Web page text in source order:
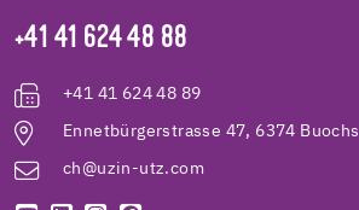
+41 41 624 48 88
+41 41 624 48 89
Ennetbürgerstrasse 47, 6374 Buochs
ch@uzin-utz.com